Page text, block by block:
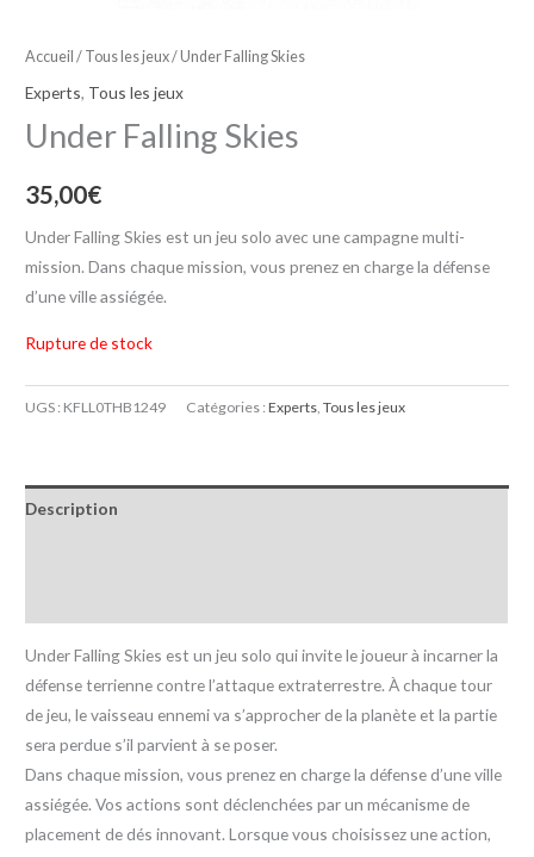
Accueil / Tous les jeux/ Under Falling Skies
Experts, Tous les jeux
Under Falling Skies
35,00€
Under Falling Skies est un jeu solo avec une campagne multi-
mission. Dans chaque mission, vous prenez en charge la défense
d’une ville assiégée.
Rupture de stock
UGS : KFLL0THB1249 Catégories :Experts ,Tous les jeux
Description
Under Falling Skies est un jeu solo qui invite le joueur à incarner la
défense terrienne contre l’attaque extraterrestre. À chaque tour
de jeu, le vaisseau ennemi va s’approcher de la planète et la partie
sera perdue s’il parvient à se poser.
Dans chaque mission, vous prenez en charge la défense d’une ville
assiégée. Vos actions sont déclenchées par un mécanisme de
placement de dés innovant. Lorsque vous choisissez une action,